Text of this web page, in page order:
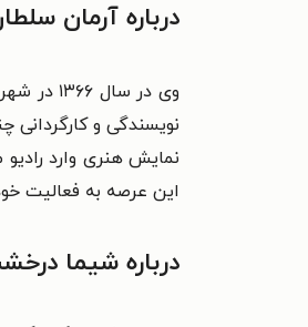
درباره آرمان
وی در
این عرصه به فعالیت
درباره شیما